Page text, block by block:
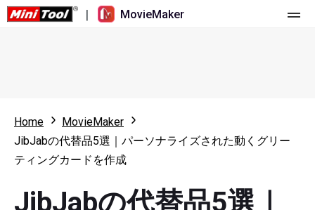
| MovieMaker
更新履歴
リソース
Home
MovieMaker
JibJabの代替品5選｜パーソナライズされた動くグリー
ティングカードを作成
JibJabの代替品5選｜